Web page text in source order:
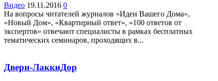
Видео 19.11.2016 0
На вопросы читателей журналов «Идеи Вашего Дома»,
«Новый Дом», «Квартирный ответ», «100 ответов от
экспертов» отвечают специалисты в рамках бесплатных
тематических семинаров, проходящих в...
Двери-ЛаккиДор